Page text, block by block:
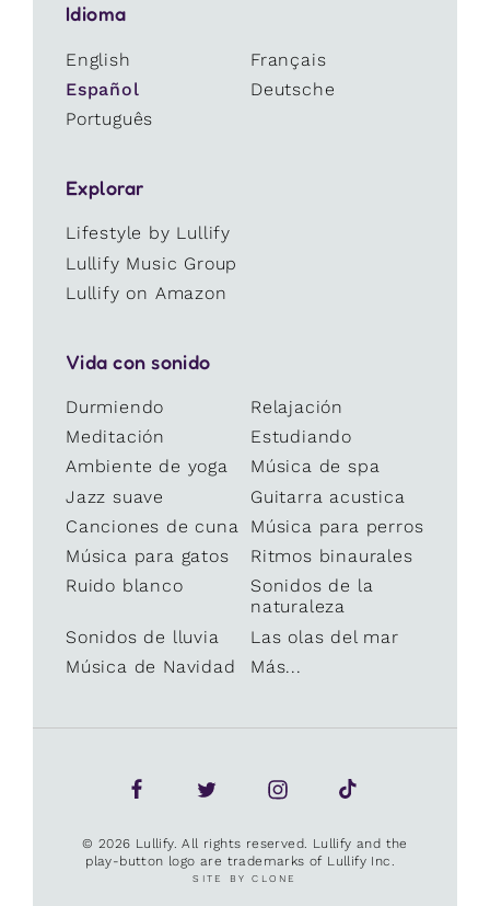
Idioma
English
Français
Español
Deutsche
Português
Explorar
Lifestyle by Lullify
Lullify Music Group
Lullify on Amazon
Vida con sonido
Durmiendo
Relajación
Meditación
Estudiando
Ambiente de yoga
Música de spa
Jazz suave
Guitarra acustica
Canciones de cuna
Música para perros
Música para gatos
Ritmos binaurales
Ruido blanco
Sonidos de la
naturaleza
Sonidos de lluvia
Las olas del mar
Música de Navidad
Más...
© 2026 Lullify. All rights reserved. Lullify and the
play-button logo are trademarks of Lullify Inc.
SITE BY CLONE